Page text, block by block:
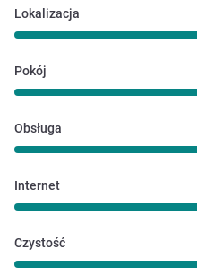
Lokalizacja
Pokój
Obsługa
Internet
Czystość